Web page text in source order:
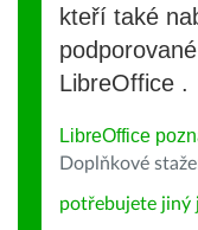
kteří také
LibreOffice .
LibreOffice
Doplňkové
potřebujete jiný